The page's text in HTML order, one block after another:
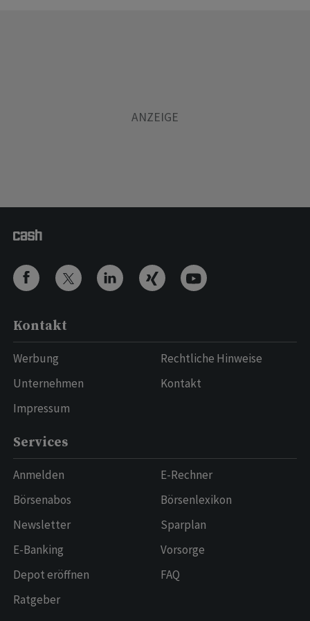
Kontakt
Werbung
Unternehmen
Impressum
Rechtliche Hinweise
Kontakt
Services
Anmelden
Börsenabos
Newsletter
E-Banking
Depot eröffnen
Ratgeber
E-Rechner
Börsenlexikon
Sparplan
Vorsorge
FAQ